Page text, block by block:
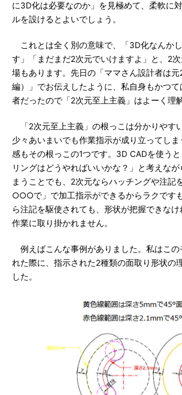
に3D化は必要なのか」を見極めて、柔軟に
ルを設けるとよいでしょう。
これとは全く別の意味で、「3D化なんか
す」「まだまだ2次元でいけますよ」と、2
場もあります。先日の「ママさん設計者は元
編）」でお伝えしたように、私自身もかつ
者だったので「2次元至上主義」はよーく理
「2次元至上主義」の根っこは分かりやす
少々あいまいでも作業指示が成り立ってし
感もその根っこの1つです。3D CADを使う
リングはどうやればいいかな？」と考えな
まうことでも、2次元ならハッチングや注記
○○○で」で加工指示ができるからラクです
ら注記を駆使されても、形状が把握できな
作業に取り掛かれません。
例えばこんな事例がありました。私はこの
れた際に、指示された2種類の面取り形状の
した。